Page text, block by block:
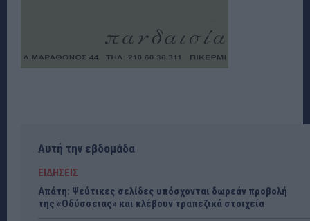
Αυτή την εβδομάδα
ΕΙΔΗΣΕΙΣ
Απάτη: Ψεύτικες σελίδες υπόσχονται δωρεάν προβολή
της «Οδύσσειας» και κλέβουν τραπεζικά στοιχεία